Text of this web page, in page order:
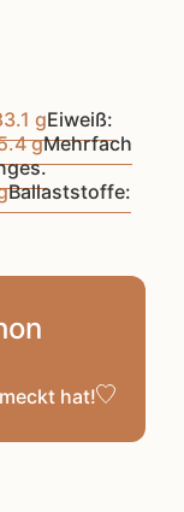
gEiweiß:
gMehrfach
Ballaststoffe:
hat!